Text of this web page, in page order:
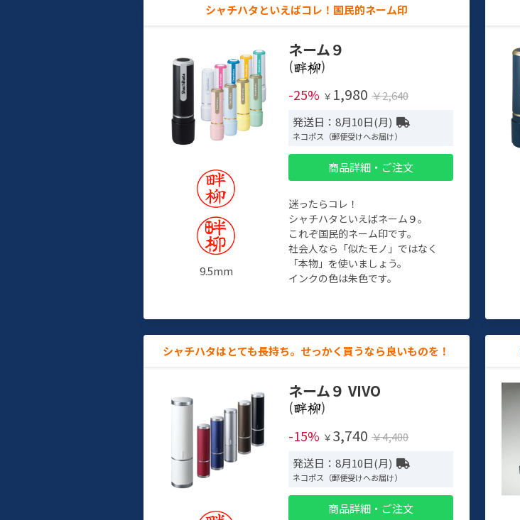
シャチハタといえばコレ！国民的ネーム印
9.5mm
ネーム９
(
)
-25% ￥ 1,980 ￥2,640
発送日：8月10日(月)
ネコポス（郵便受けへお届け）
商品詳細・ご注文
迷ったらコレ！
シャチハタといえばネーム９。
これぞ国民的ネーム印です。
社会人なら「似たモノ」ではなく
「本物」を使いましょう。
インクの色は朱色です。
シャチハタはとても長持ち。せっかく買うなら良いものを！
ネーム９ VIVO
(
)
-15% ￥ 3,740 ￥4,400
発送日：8月10日(月)
ネコポス（郵便受けへお届け）
商品詳細・ご注文